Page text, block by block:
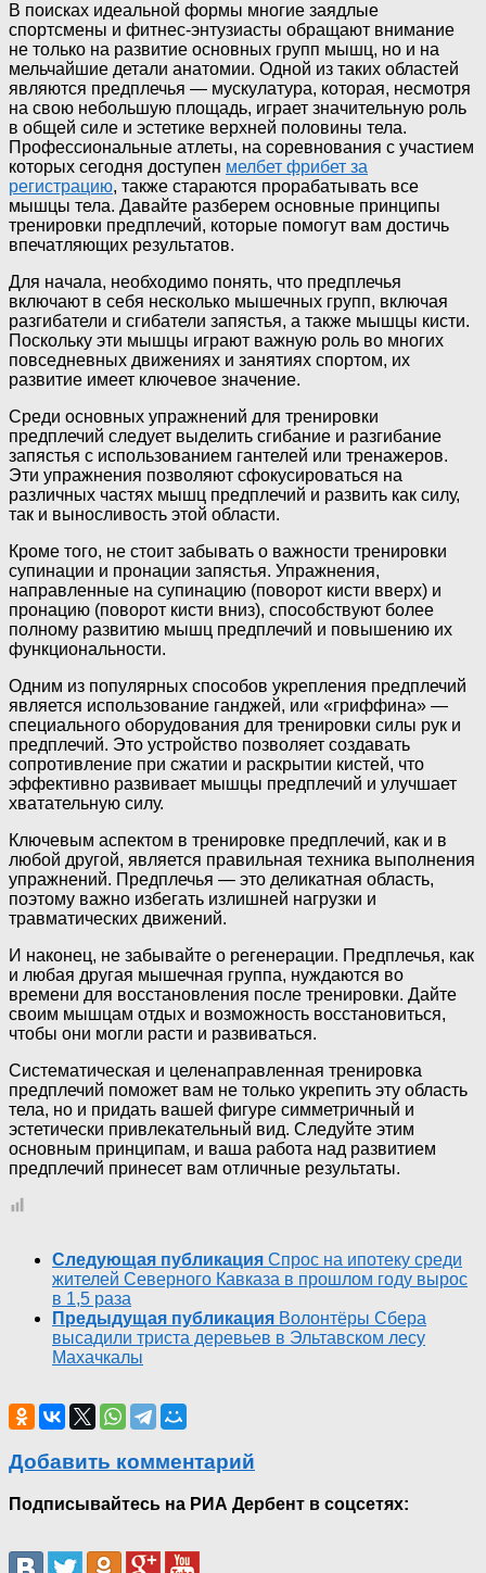
В поисках идеальной формы многие заядлые
спортсмены и фитнес-энтузиасты обращают внимание
не только на развитие основных групп мышц, но и на
мельчайшие детали анатомии. Одной из таких областей
являются предплечья — мускулатура, которая, несмотря
на свою небольшую площадь, играет значительную роль
в общей силе и эстетике верхней половины тела.
Профессиональные атлеты, на соревнования с участием
которых сегодня доступен мелбет фрибет за
регистрацию, также стараются прорабатывать все
мышцы тела. Давайте разберем основные принципы
тренировки предплечий, которые помогут вам достичь
впечатляющих результатов.
Для начала, необходимо понять, что предплечья
включают в себя несколько мышечных групп, включая
разгибатели и сгибатели запястья, а также мышцы кисти.
Поскольку эти мышцы играют важную роль во многих
повседневных движениях и занятиях спортом, их
развитие имеет ключевое значение.
Среди основных упражнений для тренировки
предплечий следует выделить сгибание и разгибание
запястья с использованием гантелей или тренажеров.
Эти упражнения позволяют сфокусироваться на
различных частях мышц предплечий и развить как силу,
так и выносливость этой области.
Кроме того, не стоит забывать о важности тренировки
супинации и пронации запястья. Упражнения,
направленные на супинацию (поворот кисти вверх) и
пронацию (поворот кисти вниз), способствуют более
полному развитию мышц предплечий и повышению их
функциональности.
Одним из популярных способов укрепления предплечий
является использование ганджей, или «гриффина» —
специального оборудования для тренировки силы рук и
предплечий. Это устройство позволяет создавать
сопротивление при сжатии и раскрытии кистей, что
эффективно развивает мышцы предплечий и улучшает
хватательную силу.
Ключевым аспектом в тренировке предплечий, как и в
любой другой, является правильная техника выполнения
упражнений. Предплечья — это деликатная область,
поэтому важно избегать излишней нагрузки и
травматических движений.
И наконец, не забывайте о регенерации. Предплечья, как
и любая другая мышечная группа, нуждаются во
времени для восстановления после тренировки. Дайте
своим мышцам отдых и возможность восстановиться,
чтобы они могли расти и развиваться.
Систематическая и целенаправленная тренировка
предплечий поможет вам не только укрепить эту область
тела, но и придать вашей фигуре симметричный и
эстетически привлекательный вид. Следуйте этим
основным принципам, и ваша работа над развитием
предплечий принесет вам отличные результаты.
Следующая публикация Спрос на ипотеку среди
жителей Северного Кавказа в прошлом году вырос
в 1,5 раза
Предыдущая публикация Волонтёры Сбера
высадили триста деревьев в Эльтавском лесу
Махачкалы
Добавить комментарий
Подписывайтесь на РИА Дербент в соцсетях: